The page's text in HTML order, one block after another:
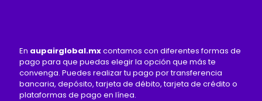
En aupairglobal.mxcontamos con diferentes formas de
pago para que puedas elegir la opción que más te
convenga. Puedes realizar tu pago por transferencia
bancaria, depósito, tarjeta de débito, tarjeta de crédito o
plataformas de pago en línea.